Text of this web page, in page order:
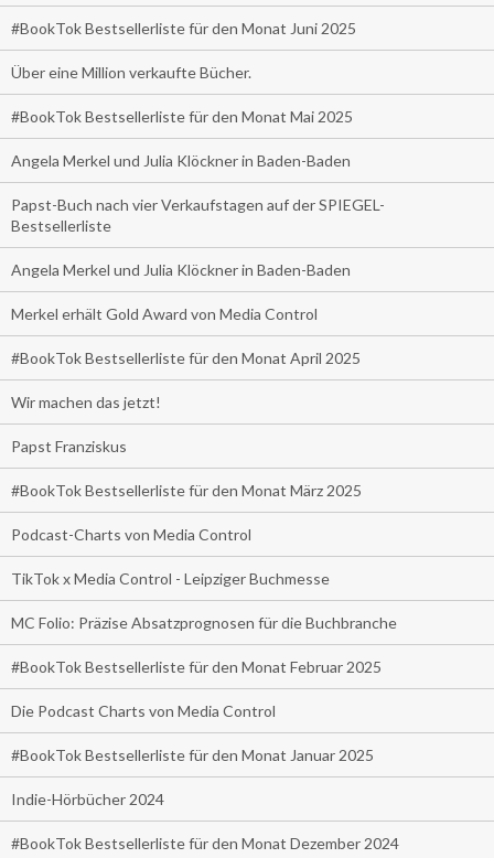
#BookTok Bestsellerliste für den Monat Juni 2025
Über eine Million verkaufte Bücher.
#BookTok Bestsellerliste für den Monat Mai 2025
Angela Merkel und Julia Klöckner in Baden-Baden
Papst-Buch nach vier Verkaufstagen auf der SPIEGEL-
Bestsellerliste
Angela Merkel und Julia Klöckner in Baden-Baden
Merkel erhält Gold Award von Media Control
#BookTok Bestsellerliste für den Monat April 2025
Wir machen das jetzt!
Papst Franziskus
#BookTok Bestsellerliste für den Monat März 2025
Podcast-Charts von Media Control
TikTok x Media Control - Leipziger Buchmesse
MC Folio: Präzise Absatzprognosen für die Buchbranche
#BookTok Bestsellerliste für den Monat Februar 2025
Die Podcast Charts von Media Control
#BookTok Bestsellerliste für den Monat Januar 2025
Indie-Hörbücher 2024
#BookTok Bestsellerliste für den Monat Dezember 2024